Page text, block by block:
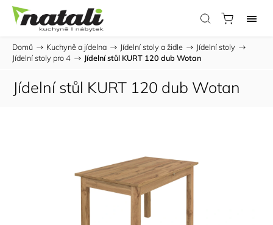
Domů / Kuchyně a jídelna / Jídelní stoly a židle / Jídelní stoly /
Jídelní stoly pro 4 / Jídelní stůl KURT 120 dub Wotan
Jídelní stůl KURT 120 dub Wotan